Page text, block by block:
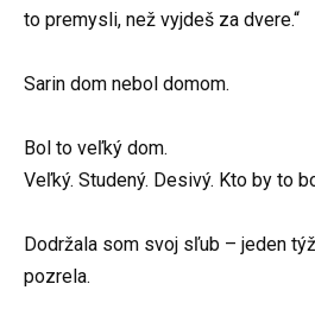
to premysli, než vyjdeš za dvere.“
Sarin dom nebol domom.
Bol to veľký dom.
Veľký. Studený. Desivý. Kto by to
Dodržala som svoj sľub – jeden
pozrela.